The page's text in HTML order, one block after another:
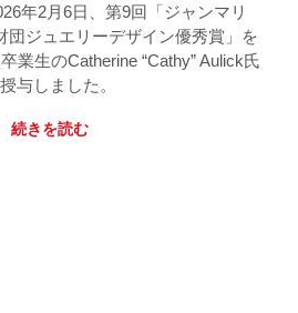
年2月6日、第9回「ジャンマリ
団ジュエリーデザイン優秀賞」を
業生のCatherine “Cathy” Aulick氏
与しました。
続きを読む